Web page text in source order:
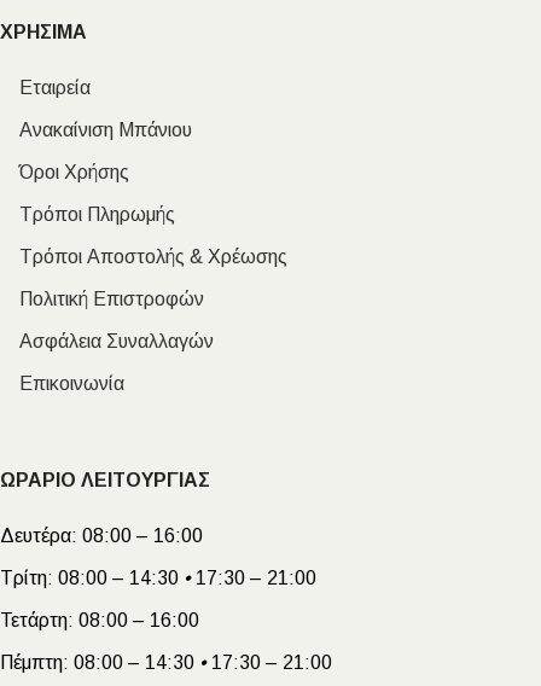
ΧΡΗΣΙΜΑ
Εταιρεία
Ανακαίνιση Μπάνιου
Όροι Χρήσης
Τρόποι Πληρωμής
Τρόποι Αποστολής & Χρέωσης
Πολιτική Επιστροφών
Ασφάλεια Συναλλαγών
Επικοινωνία
ΩΡΑΡΙΟ ΛΕΙΤΟΥΡΓΙΑΣ
Δευτέρα: 08:00 – 16:00
Τρίτη: 08:00 – 14:30 •17:30 – 21:00
Τετάρτη: 08:00 – 16:00
Πέμπτη: 08:00 – 14:30 •17:30 – 21:00